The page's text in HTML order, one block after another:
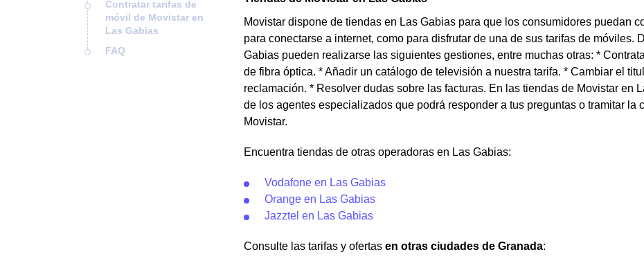
Contratar tarifas de
móvil de Movistar en
Las Gabias
FAQ
Movistar dispone de tiendas en Las Gabias para que los consumidores puedan
para conectarse a internet, como para disfrutar de una de sus tarifas de móviles.
Gabias pueden realizarse las siguientes gestiones, entre muchas otras: *
de fibra óptica. * Añadir un catálogo de televisión a nuestra tarifa. * Cambiar el
reclamación. * Resolver dudas sobre las facturas. En las tiendas de Movistar en
de los agentes especializados que podrá responder a tus preguntas o tramitar la
Movistar.
Encuentra tiendas de otras operadoras en Las Gabias:
Vodafone en Las Gabias
Orange en Las Gabias
Jazztel en Las Gabias
Consulte las tarifas y ofertas en otras ciudades de Granada: